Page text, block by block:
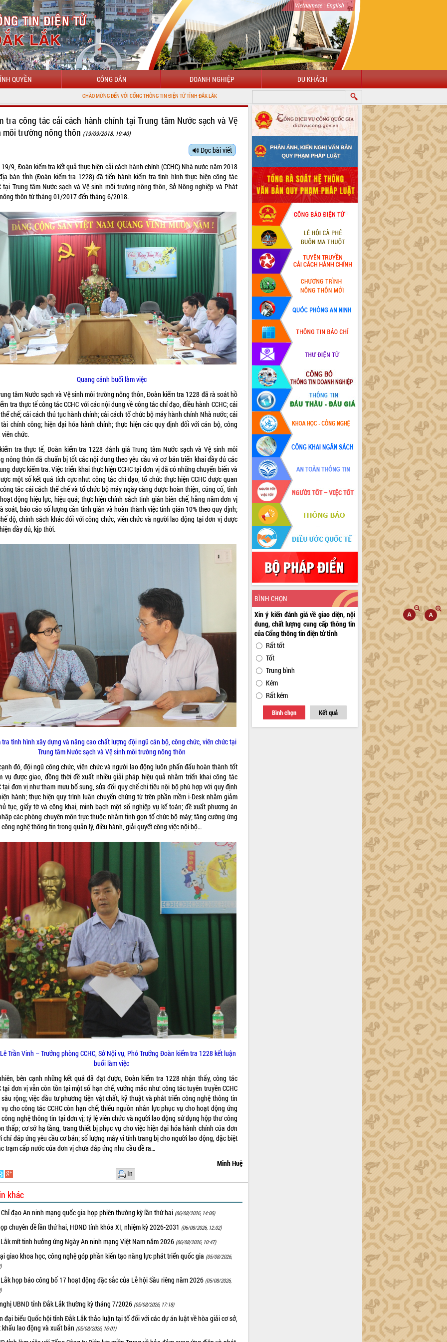
Vietnamese| English
QUYỀN CÔNG DÂN DOANH NGHIỆP DU KHÁCH
CHÀO MỪNG ĐẾN VỚI CỔNG THÔNG TIN ĐIỆN TỬ TỈNH ĐẮK LẮK
tra công tác cải cách hành chính tại Trung tâm Nước sạch và Vệ
môi trường nông thôn (19/09/2018, 19:40)
Đọc bài viết
19/9, Đoàn kiểm tra kết quả thực hiện cải cách hành chính (CCHC) Nhà nước năm 2018
bàn tỉnh (Đoàn kiểm tra 1228) đã tiến hành kiểm tra tình hình thực hiện công tác
tại Trung tâm Nước sạch và Vệ sinh môi trường nông thôn, Sở Nông nghiệp và Phát
thôn từ tháng 01/2017 đến tháng 6/2018.
Quang cảnh buổi làm việc
tâm Nước sạch và Vệ sinh môi trường nông thôn, Đoàn kiểm tra 1228 đã rà soát hồ
tra thực tế công tác CCHC với các nội dung về công tác chỉ đạo, điều hành CCHC; cải
chế; cải cách thủ tục hành chính; cải cách tổ chức bộ máy hành chính Nhà nước; cải
chính công; hiện đại hóa hành chính; thực hiện các quy định đối với cán bộ, công
viên chức.
tra thực tế, Đoàn kiểm tra 1228 đánh giá Trung tâm Nước sạch và Vệ sinh môi
nông thôn đã chuẩn bị tốt các nội dung theo yêu cầu và cơ bản triển khai đầy đủ các
được kiểm tra. Việc triển khai thực hiện CCHC tại đơn vị đã có những chuyển biến và
một số kết quả tích cực như: công tác chỉ đạo, tổ chức thực hiện CCHC được quan
tác cải cách thể chế và tổ chức bộ máy ngày càng được hoàn thiện, củng cố, tinh
động hiệu lực, hiệu quả; thực hiện chính sách tinh giản biên chế, hằng năm đơn vị
soát, báo cáo số lượng cần tinh giản và hoàn thành việc tinh giản 10% theo quy định;
độ, chính sách khác đối với công chức, viên chức và người lao động tại đơn vị được
đầy đủ, kịp thời.
tra tình hình xây dựng và nâng cao chất lượng đội ngũ cán bộ, công chức, viên chức tại
Trung tâm Nước sạch và Vệ sinh môi trường nông thôn
đó, đội ngũ công chức, viên chức và người lao động luôn phấn đấu hoàn thành tốt
vụ được giao, đồng thời đề xuất nhiều giải pháp hiệu quả nhằm triển khai công tác
tại đơn vị như tham mưu bổ sung, sửa đổi quy chế chi tiêu nội bộ phù hợp với quy định
hành; thực hiện quy trình luân chuyển chứng từ trên phần mềm i-Desk nhằm giảm
tục, giấy tờ và công khai, minh bạch một số nghiệp vụ kế toán; đề xuất phương án
các phòng chuyên môn trực thuộc nhằm tinh gọn tổ chức bộ máy; tăng cường ứng
nghệ thông tin trong quản lý, điều hành, giải quyết công việc nội bộ…
Trần Vinh – Trưởng phòng CCHC, Sở Nội vụ, Phó Trưởng Đoàn kiểm tra 1228 kết luận
buổi làm việc
bên cạnh những kết quả đã đạt được, Đoàn kiểm tra 1228 nhận thấy, công tác
tại đơn vị vẫn còn tồn tại một số hạn chế, vướng mắc như: công tác tuyên truyền CCHC
rộng; việc đầu tư phương tiện vật chất, kỹ thuật và phát triển công nghệ thông tin
cho công tác CCHC còn hạn chế; thiếu nguồn nhân lực phục vụ cho hoạt động ứng
nghệ thông tin tại đơn vị; tỷ lệ viên chức và người lao động sử dụng hộp thư công
thấp; cơ sở hạ tầng, trang thiết bị phục vụ cho việc hiện đại hóa hành chính của đơn
chỉ đáp ứng yêu cầu cơ bản; số lượng máy vi tính trang bị cho người lao động, đặc biệt
trạm cấp nước của đơn vị chưa đáp ứng nhu cầu đề ra…
Minh Huệ
In
khác
đạo An ninh mạng quốc gia họp phiên thường kỳ lần thứ hai (06/08/2026, 14:06)
chuyên đề lần thứ hai, HĐND tỉnh khóa XI, nhiệm kỳ 2026-2031 (06/08/2026, 12:02)
mít tinh hưởng ứng Ngày An ninh mạng Việt Nam năm 2026 (06/08/2026, 10:47)
giao khoa học, công nghệ góp phần kiến tạo năng lực phát triển quốc gia (05/08/2026,
họp báo công bố 17 hoạt động đặc sắc của Lễ hội Sầu riêng năm 2026 (05/08/2026,
UBND tỉnh Đắk Lắk thường kỳ tháng 7/2026 (05/08/2026, 17:18)
đại biểu Quốc hội tỉnh Đắk Lắk thảo luận tại tổ đối với các dự án luật về hòa giải cơ sở,
khẩu lao động và xuất bản (05/08/2026, 16:01)
BÌNH CHỌN
Xin ý kiến đánh giá về giao diện, nội
dung, chất lượng cung cấp thông tin
của Cổng thông tin điện tử tỉnh
Rất tốt
Tốt
Trung bình
Kém
Rất kém
Bình chọn Kết quả